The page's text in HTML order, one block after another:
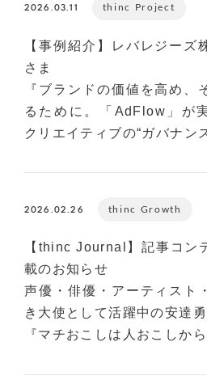
2026.03.11 thinc Project
【事例紹介】レバレジーズ
さま
『ブランドの価値を高め、
るために。「AdFlow」が
クリエイティブの“ガバナンス
2026.02.26 thinc Growth
【thinc Journal】記事コン
載のお知らせ
声優・俳優・アーティスト
き大使として活躍中の安達
『マチおこしは人おこしから